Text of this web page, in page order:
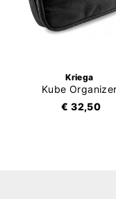
Kriega
Kube Organizer
€ 32,50